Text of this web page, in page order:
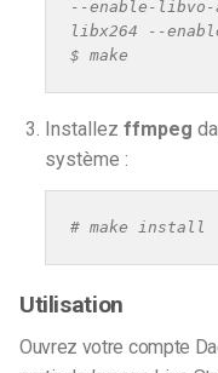
--enable-
libx264 --
$ make
Installez ffmpeg
système :
# make install
Utilisation
Ouvrez votre compte